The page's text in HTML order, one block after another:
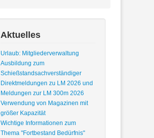
Aktuelles
Urlaub: Mitgliederverwaltung
Ausbildung zum
Schießstandsachverständiger
Direktmeldungen zu LM 2026 und
Meldungen zur LM 300m 2026
Verwendung von Magazinen mit
größer Kapazität
Wichtige Informationen zum
Thema "Fortbestand Bedürfnis"